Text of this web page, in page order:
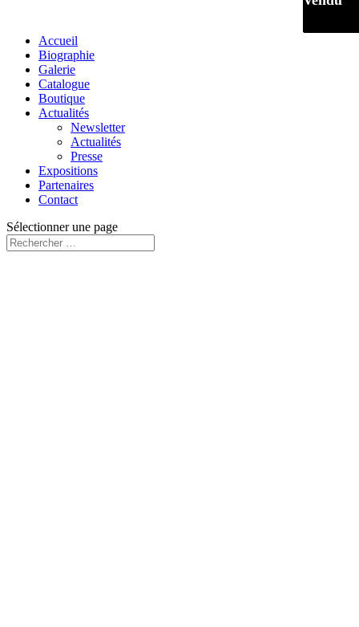
Accueil
Biographie
Galerie
Catalogue
Boutique
Actualités
Newsletter
Actualités
Presse
Expositions
Partenaires
Contact
Sélectionner une page